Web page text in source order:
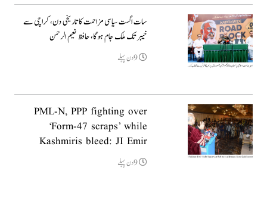
سات اگست سیاسی مزاحمت کا تاریخی دن، کراچی سے
خیبر تک ملک جام ہوگا، حافظ نعیم الرحمن
9دن پہلے
PML-N, PPP fighting over
‘Form-47 scraps’ while
Kashmiris bleed: JI Emir
9دن پہلے